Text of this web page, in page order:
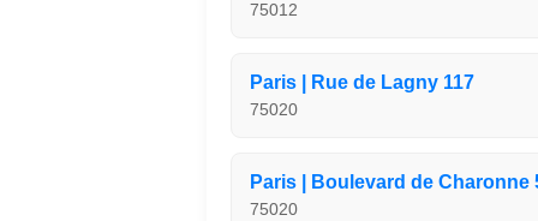
75012
Paris | Rue de Lagny 117
75020
Paris | Boulevard de Charonne
75020